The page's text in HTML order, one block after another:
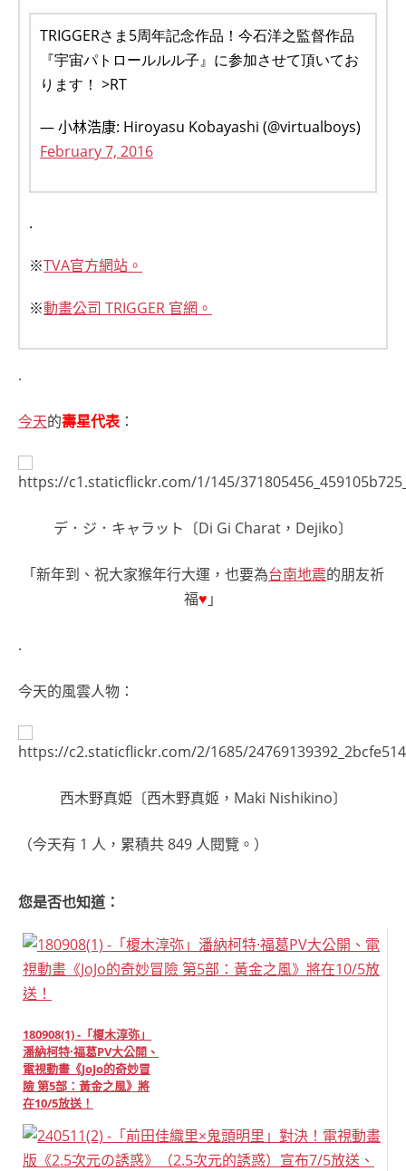
TRIGGERさま5周年記念作品！今石洋之監督作品
『宇宙パトロールルル子』に参加させて頂いてお
ります！ >RT
— 小林浩康: Hiroyasu Kobayashi (@virtualboys)
February 7, 2016
.
※TVA官方網站。
※動畫公司 TRIGGER 官網。
.
今天的壽星代表：
デ．ジ．キャラット〔Di Gi Charat，Dejiko〕
「新年到、祝大家猴年行大運，也要為台南地震的朋友祈
福♥ 」
.
今天的風雲人物：
西木野真姫〔西木野真姬，Maki Nishikino〕
（今天有 1 人，累積共 849 人閱覽。）
您是否也知道：
180908(1) -「榎木淳弥」
潘納柯特·福葛PV大公開、
電視動畫《JoJo的奇妙冒
險 第5部：黃金之風》將
在10/5放送！